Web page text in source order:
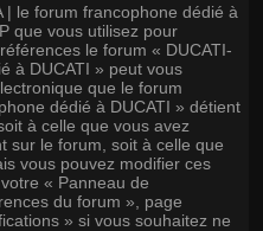
| le forum francophone dédié à
que vous utilisez pour
le forum « DUCATI-
à DUCATI » peut vous
que le forum
dédié à DUCATI » détient
à celle que vous avez
sur le forum, soit à celle que
vous pouvez modifier ces
« Panneau de
du forum », page
» si vous souhaitez ne